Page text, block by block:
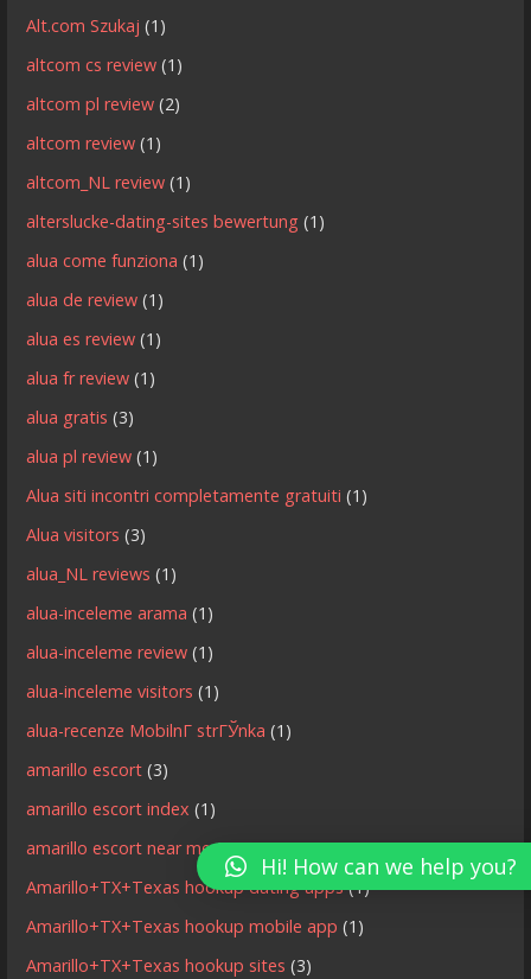
Alt.com Szukaj (1)
altcom cs review (1)
altcom pl review (2)
altcom review (1)
altcom_NL review (1)
alterslucke-dating-sites bewertung (1)
alua come funziona (1)
alua de review (1)
alua es review (1)
alua fr review (1)
alua gratis (3)
alua pl review (1)
Alua siti incontri completamente gratuiti (1)
Alua visitors (3)
alua_NL reviews (1)
alua-inceleme arama (1)
alua-inceleme review (1)
alua-inceleme visitors (1)
alua-recenze MobilnГ­ strГЎnka (1)
amarillo escort (3)
amarillo escort index (1)
amarillo escort near me(1)
Amarillo+TX+Texas hookup dating apps(1)
Amarillo+TX+Texas hookup mobile app (1)
Amarillo+TX+Texas hookup sites (3)
Hi! How can we help you?